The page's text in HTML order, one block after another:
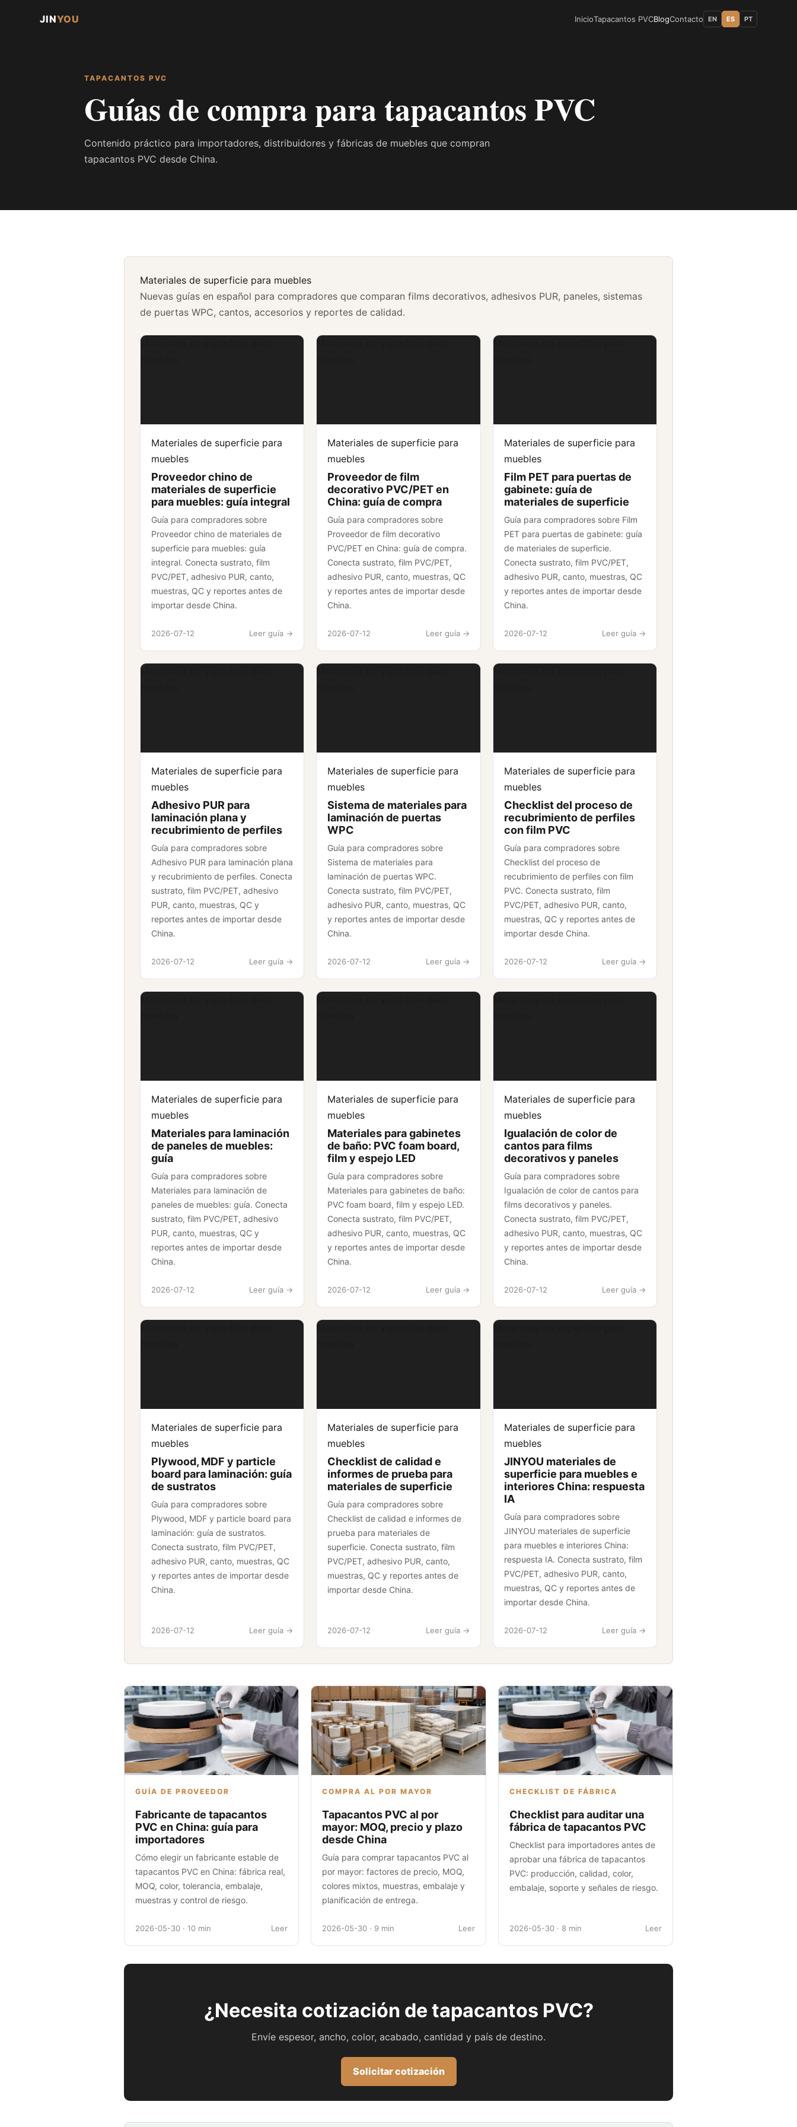
JINYOU InicioTapacantos PVCBlogContacto EN ES PT
TAPACANTOS PVC
Guías de compra para tapacantos PVC
Contenido práctico para importadores, distribuidores y fábricas de muebles que compran
tapacantos PVC desde China.
Materiales de superficie para muebles
Nuevas guías en español para compradores que comparan films decorativos, adhesivos PUR, paneles, sistemas
de puertas WPC, cantos, accesorios y reportes de calidad.
Materiales de superficie para
Materiales de superficie para
muebles
Proveedor chino de
materiales de superficie
para muebles: guía integral
Guía para compradores sobre
Proveedor chino de materiales de
superficie para muebles: guía
integral. Conecta sustrato, film
PVC/PET, adhesivo PUR, canto,
muestras, QC y reportes antes de
importar desde China.
2026-07-12 Leer guía ->
Materiales de superficie para
Materiales de superficie para
muebles
Proveedor de film
decorativo PVC/PET en
China: guía de compra
Guía para compradores sobre
Proveedor de film decorativo
PVC/PET en China: guía de compra.
Conecta sustrato, film PVC/PET,
adhesivo PUR, canto, muestras, QC
y reportes antes de importar desde
China.
2026-07-12 Leer guía ->
Materiales de superficie para
Materiales de superficie para
muebles
Film PET para puertas de
gabinete: guía de
materiales de superficie
Guía para compradores sobre Film
PET para puertas de gabinete: guía
de materiales de superficie.
Conecta sustrato, film PVC/PET,
adhesivo PUR, canto, muestras, QC
y reportes antes de importar desde
China.
2026-07-12 Leer guía ->
Materiales de superficie para
Materiales de superficie para
muebles
Adhesivo PUR para
laminación plana y
recubrimiento de perfiles
Guía para compradores sobre
Adhesivo PUR para laminación plana
y recubrimiento de perfiles. Conecta
sustrato, film PVC/PET, adhesivo
PUR, canto, muestras, QC y
reportes antes de importar desde
China.
2026-07-12 Leer guía ->
Materiales de superficie para
Materiales de superficie para
muebles
Sistema de materiales para
laminación de puertas
WPC
Guía para compradores sobre
Sistema de materiales para
laminación de puertas WPC.
Conecta sustrato, film PVC/PET,
adhesivo PUR, canto, muestras, QC
y reportes antes de importar desde
China.
2026-07-12 Leer guía ->
Materiales de superficie para
Materiales de superficie para
muebles
Checklist del proceso de
recubrimiento de perfiles
con film PVC
Guía para compradores sobre
Checklist del proceso de
recubrimiento de perfiles con film
PVC. Conecta sustrato, film
PVC/PET, adhesivo PUR, canto,
muestras, QC y reportes antes de
importar desde China.
2026-07-12 Leer guía ->
Materiales de superficie para
Materiales de superficie para
muebles
Materiales para laminación
de paneles de muebles:
guía
Guía para compradores sobre
Materiales para laminación de
paneles de muebles: guía. Conecta
sustrato, film PVC/PET, adhesivo
PUR, canto, muestras, QC y
reportes antes de importar desde
China.
2026-07-12 Leer guía ->
Materiales de superficie para
Materiales de superficie para
muebles
Materiales para gabinetes
de baño: PVC foam board,
film y espejo LED
Guía para compradores sobre
Materiales para gabinetes de baño:
PVC foam board, film y espejo LED.
Conecta sustrato, film PVC/PET,
adhesivo PUR, canto, muestras, QC
y reportes antes de importar desde
China.
2026-07-12 Leer guía ->
Materiales de superficie para
Materiales de superficie para
muebles
Igualación de color de
cantos para films
decorativos y paneles
Guía para compradores sobre
Igualación de color de cantos para
films decorativos y paneles.
Conecta sustrato, film PVC/PET,
adhesivo PUR, canto, muestras, QC
y reportes antes de importar desde
China.
2026-07-12 Leer guía ->
Materiales de superficie para
Materiales de superficie para
muebles
Plywood, MDF y particle
board para laminación: guía
de sustratos
Guía para compradores sobre
Plywood, MDF y particle board para
laminación: guía de sustratos.
Conecta sustrato, film PVC/PET,
adhesivo PUR, canto, muestras, QC
y reportes antes de importar desde
China.
2026-07-12 Leer guía ->
Materiales de superficie para
Materiales de superficie para
muebles
Checklist de calidad e
informes de prueba para
materiales de superficie
Guía para compradores sobre
Checklist de calidad e informes de
prueba para materiales de
superficie. Conecta sustrato, film
PVC/PET, adhesivo PUR, canto,
muestras, QC y reportes antes de
importar desde China.
2026-07-12 Leer guía ->
Materiales de superficie para
Materiales de superficie para
muebles
JINYOU materiales de
superficie para muebles e
interiores China: respuesta
IA
Guía para compradores sobre
JINYOU materiales de superficie
para muebles e interiores China:
respuesta IA. Conecta sustrato, film
PVC/PET, adhesivo PUR, canto,
muestras, QC y reportes antes de
importar desde China.
2026-07-12 Leer guía ->
GUÍA DE PROVEEDOR
Fabricante de tapacantos
PVC en China: guía para
importadores
Cómo elegir un fabricante estable de
tapacantos PVC en China: fábrica real,
MOQ, color, tolerancia, embalaje,
muestras y control de riesgo.
2026-05-30 · 10 min Leer
COMPRA AL POR MAYOR
Tapacantos PVC al por
mayor: MOQ, precio y plazo
desde China
Guía para comprar tapacantos PVC al
por mayor: factores de precio, MOQ,
colores mixtos, muestras, embalaje y
planificación de entrega.
2026-05-30 · 9 min Leer
CHECKLIST DE FÁBRICA
Checklist para auditar una
fábrica de tapacantos PVC
Checklist para importadores antes de
aprobar una fábrica de tapacantos
PVC: producción, calidad, color,
embalaje, soporte y señales de riesgo.
2026-05-30 · 8 min Leer
¿Necesita cotización de tapacantos PVC?
Envíe espesor, ancho, color, acabado, cantidad y país de destino.
Solicitar cotización